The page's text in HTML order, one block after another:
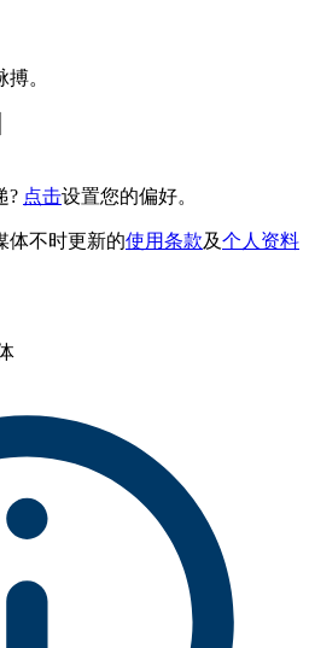
。
? 点击设置您的偏好。
体不时更新的使用条款及个人资料